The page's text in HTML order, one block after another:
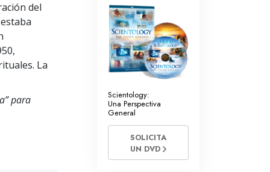
del
La
para Scientology:
Una Perspectiva
General
SOLICITA
UN DVD